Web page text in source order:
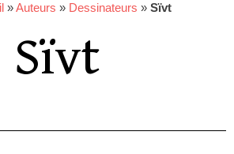
»Auteurs » Dessinateurs » Sïvt
Sïvt